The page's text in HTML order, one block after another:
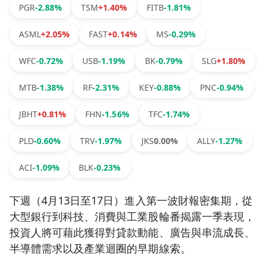
PGR-2.88% TSM+1.40% FITB-1.81%
ASML+2.05% FAST+0.14% MS-0.29%
WFC-0.72% USB-1.19% BK-0.79% SLG+1.80%
MTB-1.38% RF-2.31% KEY-0.88% PNC-0.94%
JBHT+0.81% FHN-1.56% TFC-1.74%
PLD-0.60% TRV-1.97% JKS0.00% ALLY-1.27%
ACI-1.09% BLK-0.23%
下週（4月13日至17日）進入第一波財報密集期，從
大型銀行到科技、消費與工業股輪番揭露一季表現，
投資人將可藉此獲得對貸款動能、廣告與串流成長、
半導體需求以及產業迴圈的早期線索。